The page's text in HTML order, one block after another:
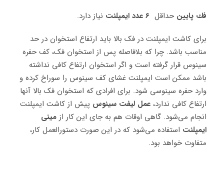
فك پايين حداقل 6 عدد ایمپلنت
نیاز دارد.
برای کاشت ایمپلنت در فک بالا باید ارتفاع استخوان در حد
مناسب باشد. چرا که بلافاصله پس از استخوان فک، کف حفره
سینوس قرار گرفته است و اگر استخوان ارتفاع کافی نداشته
باشد ممکن است ایمپلنت غشای کف سینوس را سوراخ کرده و
وارد حفره سینوسی شود. برای افرادی که استخوان فک بالا آنها
ارتفاع کافی ندارد، عمل لیفت سینوس پیش از کاشت ایمپلنت
انجام می‌شود. گاهی اوقات هم به جای این کار از مینی
ایمپلنت استفاده می‌شود که در این صورت دستورالعمل کار،
متفاوت خواهد بود.